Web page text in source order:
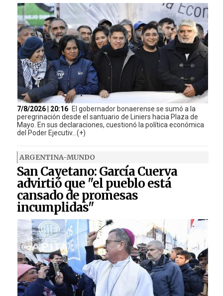
7/8/2026 | 20:16 El gobernador bonaerense se sumó a la
peregrinación desde el santuario de Liniers hacia Plaza de
Mayo. En sus declaraciones, cuestionó la política económica
del Poder Ejecutiv...(+)
ARGENTINA-MUNDO
San Cayetano: García Cuerva
advirtió que "el pueblo está
cansado de promesas
incumplidas"